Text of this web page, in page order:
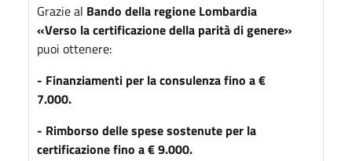
Grazie al Bando della regione Lombardia
«Verso la certificazione della parità di genere»
puoi ottenere:
- Finanziamenti per laconsulenza fino a €
7.000.
- Rimborso delle spese sostenute per la
certificazione fino a € 9.000.